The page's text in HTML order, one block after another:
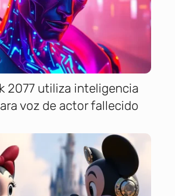
2077 utiliza inteligencia
voz de actor fallecido